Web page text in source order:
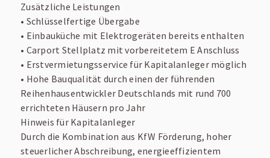
Zusätzliche Leistungen
• Schlüsselfertige Übergabe
• Einbauküche mit Elektrogeräten bereits enthalten
• Carport Stellplatz mit vorbereitetem E Anschluss
• Erstvermietungsservice für Kapitalanleger möglich
• Hohe Bauqualität durch einen der führenden
Reihenhausentwickler Deutschlands mit rund 700
errichteten Häusern pro Jahr
Hinweis für Kapitalanleger
Durch die Kombination aus KfW Förderung, hoher
steuerlicher Abschreibung, energieeffizientem